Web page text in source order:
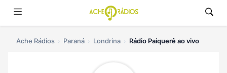
Ache Rádios Paraná Londrina Rádio Paiquerê ao vivo